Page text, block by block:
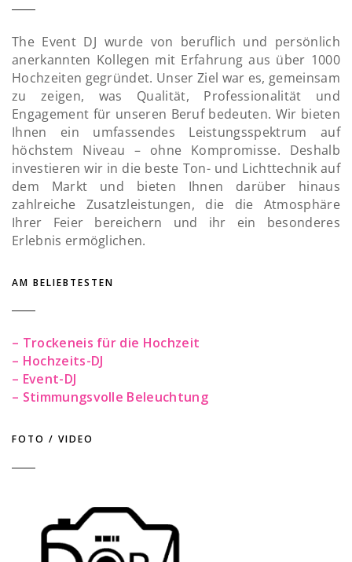
The Event DJ wurde von beruflich und persönlich
anerkannten Kollegen mit Erfahrung aus über 1000
Hochzeiten gegründet. Unser Ziel war es, gemeinsam
zu zeigen, was Qualität, Professionalität und
Engagement für unseren Beruf bedeuten. Wir bieten
Ihnen ein umfassendes Leistungsspektrum auf
höchstem Niveau – ohne Kompromisse. Deshalb
investieren wir in die beste Ton- und Lichttechnik auf
dem Markt und bieten Ihnen darüber hinaus
zahlreiche Zusatzleistungen, die die Atmosphäre
Ihrer Feier bereichern und ihr ein besonderes
Erlebnis ermöglichen.
AM BELIEBTESTEN
– Trockeneis für die Hochzeit
– Hochzeits-DJ
– Event-DJ
– Stimmungsvolle Beleuchtung
FOTO / VIDEO